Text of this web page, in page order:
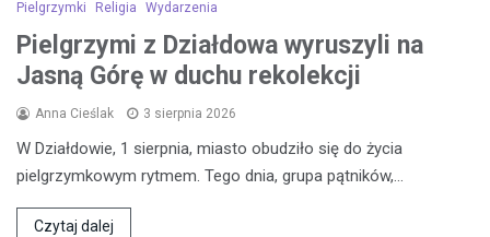
Pielgrzymki Religia Wydarzenia
Pielgrzymi z Działdowa wyruszyli na
Jasną Górę w duchu rekolekcji
Anna Cieślak 3 sierpnia 2026
W Działdowie, 1 sierpnia, miasto obudziło się do życia
pielgrzymkowym rytmem. Tego dnia, grupa pątników,…
Czytaj dalej